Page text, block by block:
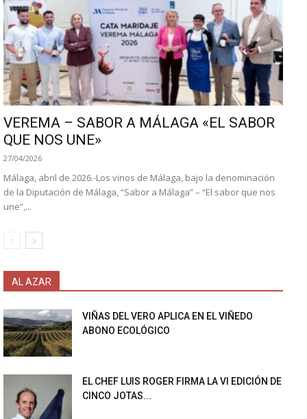
VEREMA – SABOR A MÁLAGA «EL SABOR
QUE NOS UNE»
27/04/2026
Málaga, abril de 2026.-Los vinos de Málaga, bajo la denominación
de la Diputación de Málaga, “Sabor a Málaga” – “El sabor que nos
une”,...
AL AZAR
VIÑAS DEL VERO APLICA EN EL VIÑEDO
ABONO ECOLÓGICO
EL CHEF LUIS ROGER FIRMA LA VI EDICIÓN DE
CINCO JOTAS...